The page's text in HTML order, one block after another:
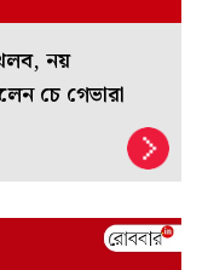
নয়
চে গেভারা